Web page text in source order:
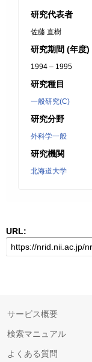
研究代表者
佐藤 直樹
研究期間 (年度)
1994 – 1995
研究種目
一般研究(C)
研究分野
外科学一般
研究機関
北海道大学
URL:
サービス概要
検索マニュアル
よくある質問